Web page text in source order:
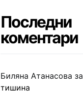
Последни
коментари
Биляна Атанасова за
тишина